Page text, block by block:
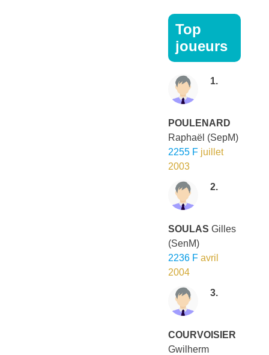
Top
joueurs
1.
POULENARD
Raphaël (SepM)
2255 F juillet
2003
2.
SOULAS Gilles
(SenM)
2236 F avril
2004
3.
COURVOISIER
Gwilherm